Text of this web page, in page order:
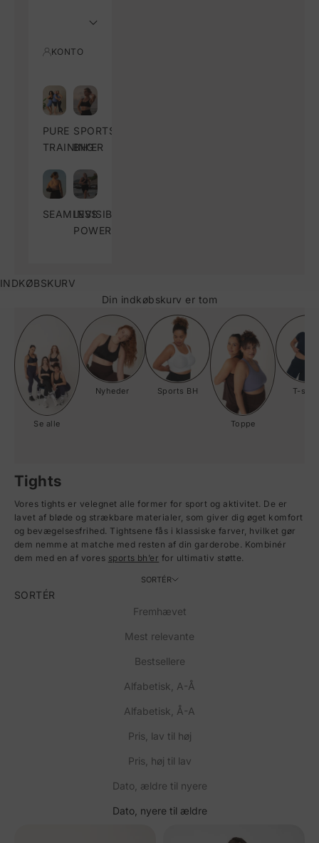
KONTO
PURE
TRAINING
SPORTS
BH'ER
SEAMLESS
INVISIBLE
POWER
INDKØBSKURV
Din indkøbskurv er tom
Se alle
Nyheder Sports BH
Toppe
T-
Tights
Vores tights er velegnet alleformer for sport og aktivitet. De er
lavet af bløde og strækbare materialer, som giver dig øget komfort
og bevægelsesfrihed. Tightsene fås i klassiske farver, hvilket gør
dem nemme at matche med resten af din garderobe. Kombinér
dem med en af vores sports bh’er for ultimativ støtte.
SORTÉR
SORTÉR
Fremhævet
Mest relevante
Bestsellere
Alfabetisk, A-Å
Alfabetisk, Å-A
Pris, lav til høj
Pris, høj til lav
Dato, ældre til nyere
Dato, nyere til ældre